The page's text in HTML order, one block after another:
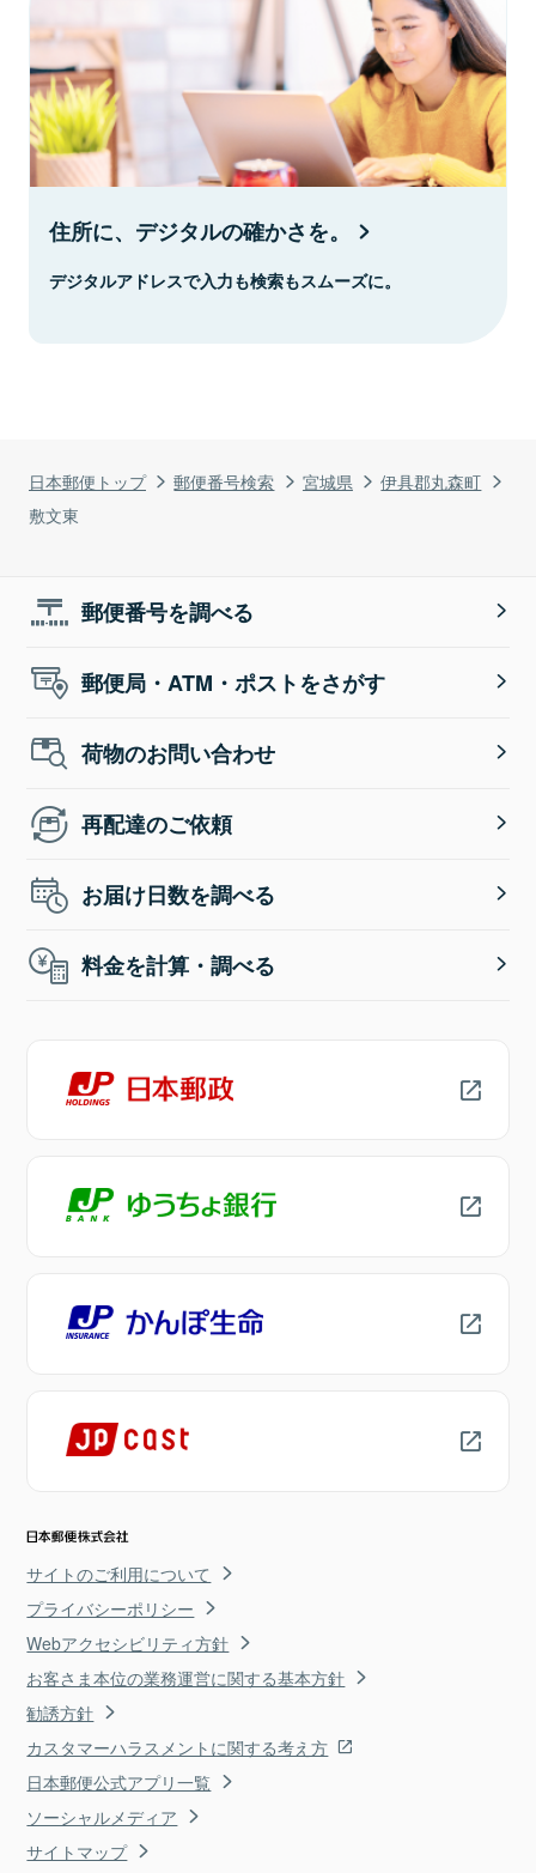
日本郵便トップ 郵便番号検索 宮城県
伊具郡丸森町
敷文東
住所に、デジタルの確かさを。
デジタルアドレスで入力も検索もスムーズに。
郵便番号を調べる
郵便局・ATM・ポストをさがす
荷物のお問い合わせ
再配達のご依頼
お届け日数を調べる
料金を計算・調べる
サイトのご利用について
プライバシーポリシー
Webアクセシビリティ方針
お客さま本位の業務運営に関する基本方針
勧誘方針
カスタマーハラスメントに関する考え方
日本郵便公式アプリ一覧
ソーシャルメディア
サイトマップ